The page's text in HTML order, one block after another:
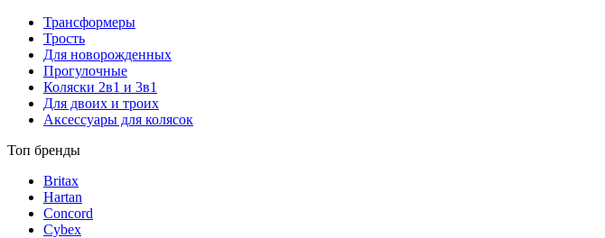
Трансформеры
Трость
Для новорожденных
Прогулочные
Коляски 2в1 и 3в1
Для двоих и троих
Аксессуары для колясок
Топ бренды
Britax
Hartan
Concord
Cybex